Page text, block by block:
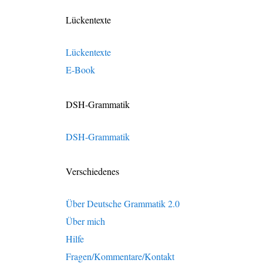
Lückentexte
Lückentexte
E-Book
DSH-Grammatik
DSH-Grammatik
Verschiedenes
Über Deutsche Grammatik 2.0
Über mich
Hilfe
Fragen/Kommentare/Kontakt